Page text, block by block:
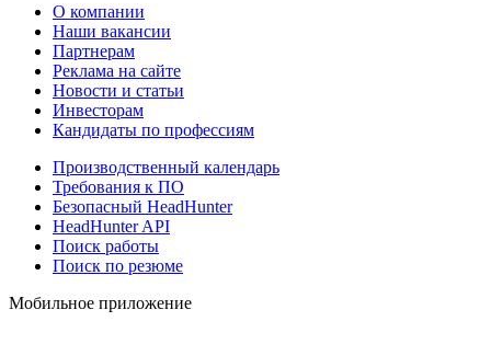
О компании
Наши вакансии
Партнерам
Реклама на сайте
Новости и статьи
Инвесторам
Кандидаты по профессиям
Производственный календарь
Требования к ПО
Безопасный HeadHunter
HeadHunter API
Поиск работы
Поиск по резюме
Мобильное приложение